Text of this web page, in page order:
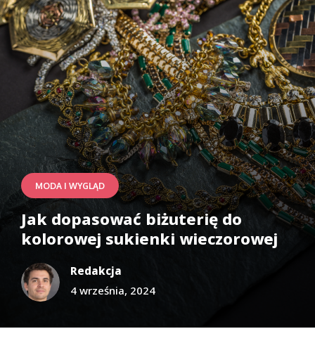
MODA I WYGLĄD
Jak dopasować biżuterię do
kolorowej sukienki wieczorowej
Redakcja
4 września, 2024